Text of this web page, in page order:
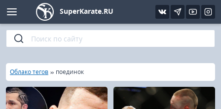
SuperKarate.RU
Главная
»
Облако тегов » поединок
Киокушинкай
Кёкусин (IFK)
Шинкиокушинкай
Фото
Видео
Интервью
Статьи
Уроки каратэ
Файлы
Библиотека